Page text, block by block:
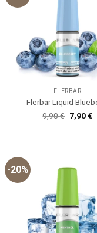
FLERBAR
Flerbar Liquid
9,90€
Preis
7,90€
-20%